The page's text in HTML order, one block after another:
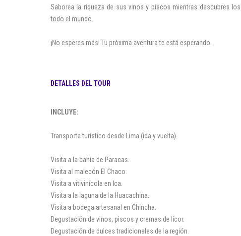
Saborea la riqueza de sus vinos y piscos mientras descubres
todo el mundo.
¡No esperes más! Tu próxima aventura te está esperando.
DETALLES DEL TOUR
INCLUYE:
Transporte turístico desde Lima (ida y vuelta).
Visita a la bahía de Paracas.
Visita al malecón El Chaco.
Visita a vitivinícola en Ica.
Visita a la laguna de la Huacachina.
Visita a bodega artesanal en Chincha.
Degustación de vinos, piscos y cremas de licor.
Degustación de dulces tradicionales de la región.